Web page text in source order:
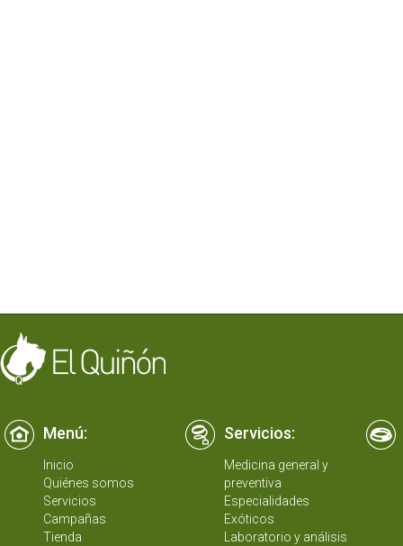
Menú: Servicios:
Inicio
Quiénes somos
Servicios
Campañas
Tienda
Medicina general y
preventiva
Especialidades
Exóticos
Laboratorio y análisis